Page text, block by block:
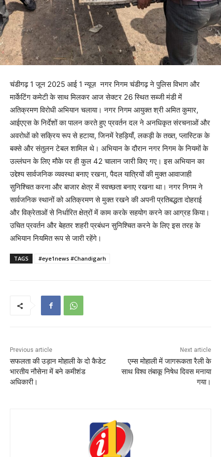
चंडीगढ़ 1 जून 2025 आई 1 न्यूज़ नगर निगम चंडीगढ़ ने पुलिस विभाग और
मार्केटिंग कमेटी के साथ मिलकर आज सेक्टर 26 स्थित सब्जी मंडी में
अतिक्रमण विरोधी अभियान चलाया। नगर निगम आयुक्त श्री अमित कुमार,
आईएएस के निर्देशों का पालन करते हुए प्रवर्तन दल ने अनधिकृत संरचनाओं और
अवरोधों को सक्रिय रूप से हटाया, जिनमें रेहड़ियाँ, लकड़ी के तख्त, प्लास्टिक के
बक्से और संतुलन टेबल शामिल थे। अभियान के दौरान नगर निगम के नियमों के
उल्लंघन के लिए मौके पर ही कुल 42 चालान जारी किए गए। इस अभियान का
उद्देश्य सार्वजनिक व्यवस्था बनाए रखना, पैदल यात्रियों की मुक्त आवाजाही
सुनिश्चित करना और बाजार क्षेत्र में स्वच्छता बनाए रखना था। नगर निगम ने
सार्वजनिक स्थानों को अतिक्रमण से मुक्त रखने की अपनी प्रतिबद्धता दोहराई
और विक्रेताओं से निर्धारित क्षेत्रों में काम करके सहयोग करने का आग्रह किया।
उचित प्रवर्तन और बेहतर शहरी प्रबंधन सुनिश्चित करने के लिए इस तरह के
अभियान नियमित रूप से जारी रहेंगे।
TAGS #eye1news #Chandigarh
Previous article
सफलता की उड़ान मोहाली के दो कैडेट
भारतीय नौसेना में बने कमीशंड
अधिकारी।
Next article
एम्स मोहाली में जागरूकता रैली के
साथ विश्व तंबाकू निषेध दिवस मनाया
गया।